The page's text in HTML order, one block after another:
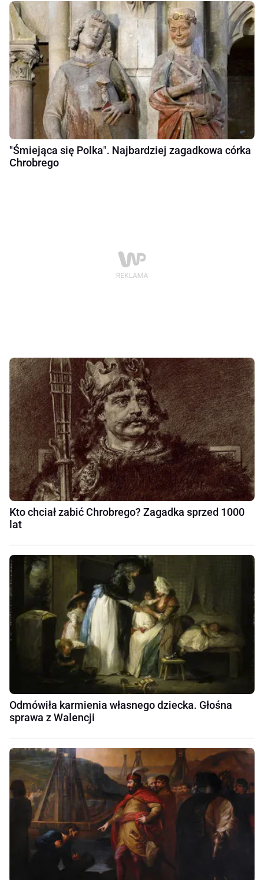
"Śmiejąca się Polka". Najbardziej zagadkowa córka
Chrobrego
Kto chciał zabić Chrobrego? Zagadka sprzed 1000
lat
Odmówiła karmienia własnego dziecka. Głośna
sprawa z Walencji